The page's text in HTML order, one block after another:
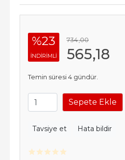
%23
INDIRIMLI
734,00
565,18
Temin süresi 4 gündür.
Sepete Ekle
Tavsiye et Hata bildir